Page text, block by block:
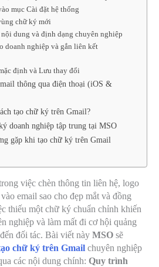
mục Cài đặt hệ thống
chữ ký mới
dung và định dạng chuyên nghiệp
doanh nghiệp và gắn liên kết
định và Lưu thay đổi
thông qua điện thoại (iOS &
tạo chữ ký trên Gmail?
doanh nghiệp tập trung tại MSO
gặp khi tạo chữ ký trên Gmail
việc chèn thông tin liên hệ, logo
email sao cho đẹp mắt và đồng
thiếu một chữ ký chuẩn chỉnh khiến
nghiệp và làm mất đi cơ hội quảng
đối tác. Bài viết này MSO sẽ
chữ ký trên Gmail chuyên nghiệp
các nội dung chính: Quy trình